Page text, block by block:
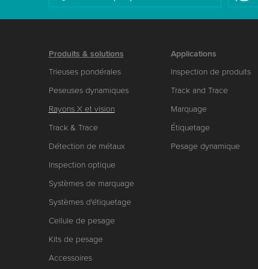
Produits & solutions
Trieuses pondérales
Peseuses dynamiques
Rayons X et vision
Track & Trace
Détection de métaux
Inspection optique
Systèmes de marquage
Systèmes d'étiquetage
Cellule de pesage
Kits de pesage
Accessoires
Applications
Inspection de produits
Track and Trace
Marquage
Étiquetage
Pesage dynamique